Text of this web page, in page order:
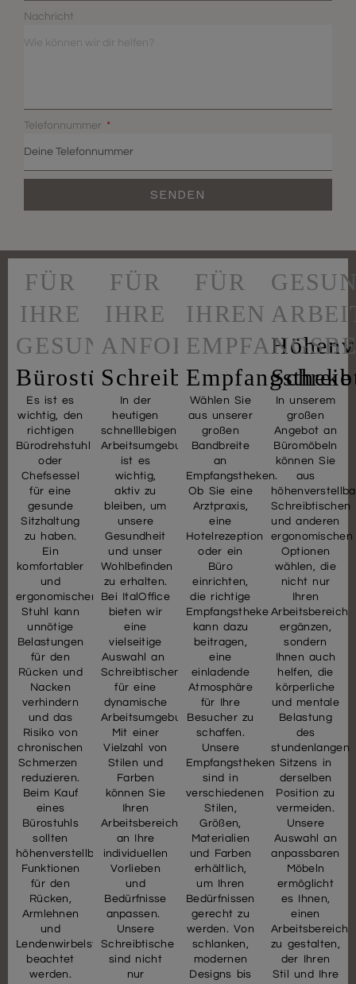
Nachricht
Telefonnummer
SENDEN
FÜR
IHRE
GESUNDHEIT
Bürostühle
Es ist es
wichtig, den
richtigen
Bürodrehstuhl
oder
Chefsessel
für eine
gesunde
Sitzhaltung
zu haben.
Ein
komfortabler
und
ergonomischer
Stuhl kann
unnötige
Belastungen
für den
Rücken und
Nacken
verhindern
und das
Risiko von
chronischen
Schmerzen
reduzieren.
Beim Kauf
eines
Bürostuhls
sollten
höhenverstellbare
Funktionen
für den
Rücken,
Armlehnen
und
Lendenwirbelstütze
beachtet
werden.
FÜR
IHRE
ANFORDERUNGEN
Schreibtische
In der
heutigen
schnelllebigen
Arbeitsumgebung
ist es
wichtig,
aktiv zu
bleiben, um
unsere
Gesundheit
und unser
Wohlbefinden
zu erhalten.
Bei ItalOffice
bieten wir
eine
vielseitige
Auswahl an
Schreibtischen
für eine
dynamische
Arbeitsumgebung.
Mit einer
Vielzahl von
Stilen und
Farben
können Sie
Ihren
Arbeitsbereich
an Ihre
individuellen
Vorlieben
und
Bedürfnisse
anpassen.
Unsere
Schreibtische
sind nicht
nur
In unserem
großen
Angebot an
Büromöbeln
können Sie
aus
Schreibtischen
und anderen
ergonomischen
Optionen
wählen, die
nicht nur
Ihren
Arbeitsbereich
ergänzen,
sondern
Ihnen auch
helfen, die
körperliche
und mentale
Belastung
des
stundenlangen
Sitzens in
derselben
Position zu
vermeiden.
Unsere
Auswahl an
anpassbaren
Möbeln
ermöglicht
es Ihnen,
einen
Arbeitsbereich
zu gestalten,
der Ihren
Stil und Ihre
FÜR
IHREN
Empfangstheke
Wählen Sie
aus unserer
großen
Bandbreite
an
Empfangstheken.
Ob Sie eine
Arztpraxis,
eine
Hotelrezeption
oder ein
Büro
einrichten,
die richtige
Empfangstheke
kann dazu
beitragen,
eine
einladende
Atmosphäre
für Ihre
Besucher zu
schaffen.
Unsere
Empfangstheken
sind in
verschiedenen
Stilen,
Größen,
Materialien
und Farben
erhältlich,
um Ihren
Bedürfnissen
gerecht zu
werden. Von
schlanken,
modernen
Designs bis